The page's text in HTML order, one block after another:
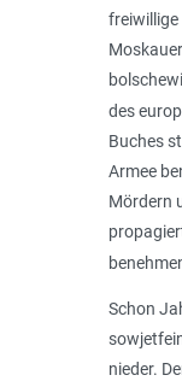
des
Buches
Armee
Mördern
Schon
nieder.